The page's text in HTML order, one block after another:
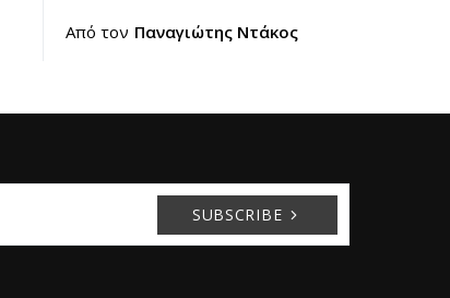
Από τον Παναγιώτης Ντάκος
SUBSCRIBE